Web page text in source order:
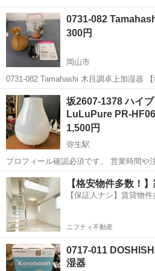
0731-082
300円
岡山市
0731-082 Tamahashi 木目調卓上加湿器 【状態】 ・使用に伴う多少の
スレ、キズ、落としきれない汚れなどご
認ください ・お値引きは出来かねますの
岡山 岡山市
坂2607-1378 ハイ
LuLuPure PR-
1,500円
弥生駅
プロフィール確認必須です。 営業時間や注
⚠️ 当店はリサイクルショップの為、原則
対応は致しかねます。 家電等に関しまし
商品の不備や故障があっ...
岡山 倉敷市 弥生駅 季節、空
【格安物件多数！
【保証人ナシ】賃貸物件
ニフティ不動産
0717-011
湿器